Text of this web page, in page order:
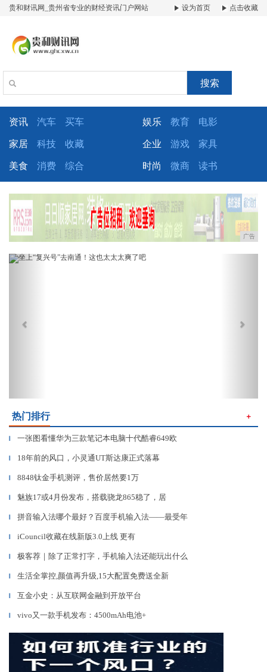
贵和财讯网_贵州省专业的财经资讯门户网站 设为首页 点击收藏
搜索
资讯 汽车 买车 娱乐 教育 电影
家居 科技 收藏 企业 游戏 家具
美食 消费 综合 时尚 微商 读书
广告
Previous
热门排行 ＋
▎ 一张图看懂华为三款笔记本电脑十代酷睿649欧
▎ 18年前的风口，小灵通UT斯达康正式落幕
▎ 8848钛金手机测评，售价居然要1万
▎ 魅族17或4月份发布，搭载骁龙865稳了，居
▎ 拼音输入法哪个最好？百度手机输入法——最受年
▎ iCouncil收藏在线新版3.0上线 更有
▎ 极客荐｜除了正常打字，手机输入法还能玩出什么
▎ 生活全掌控,颜值再升级,15大配置免费送全新
▎ 互金小史：从互联网金融到开放平台
▎ vivo又一款手机发布：4500mAh电池+